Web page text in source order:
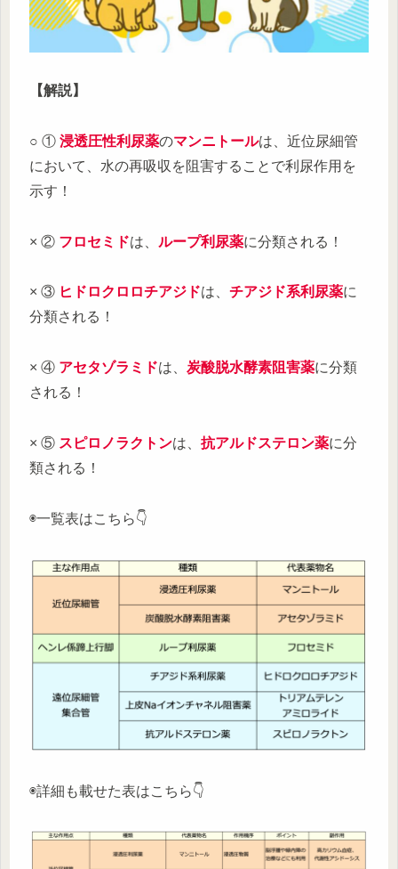
【解説】
○ ① 浸透圧性利尿薬のマンニトールは、近位尿細管
において、水の再吸収を阻害することで利尿作用を
示す！
× ② フロセミドは、 ループ利尿薬に分類される！
× ③ ヒドロクロロチアジドは、 チアジド系利尿薬に
分類される！
× ④ アセタゾラミドは、 炭酸脱水酵素阻害薬に分類
される！
× ⑤ スピロノラクトンは、 抗アルドステロン薬に分
類される！
◉一覧表はこちら👇
◉詳細も載せた表はこちら👇